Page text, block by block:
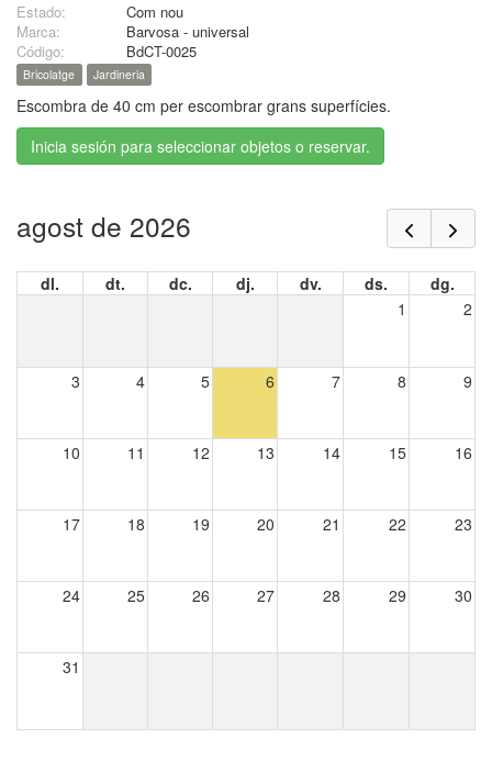
Estado:
Com nou
Marca:
Barvosa - universal
Código:
BdCT-0025
Bricolatge Jardineria
Escombra de 40 cm per escombrar grans superfícies.
Inicia sesión para seleccionar objetos o reservar.
agost de 2026
dl. dt. dc. dj. dv. ds.
dg.
1
2
3 4 5 6 7 8 9
10 11 12 13 14 15 16
17 18 19 20 21 22 23
24 25 26 27 28 29 30
31